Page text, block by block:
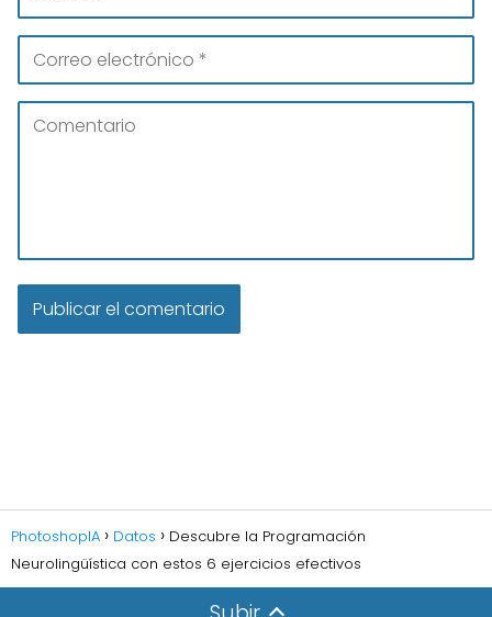
PhotoshopIA Datos
Descubre la Programación
Neurolingüística con estos 6 ejercicios efectivos